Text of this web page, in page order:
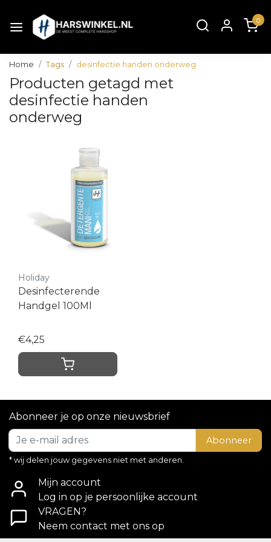
0
Home Tags desinfectie handen onderweg
Producten getagd met
desinfectie handen
onderweg
Holiday
Desinfecterende
Handgel 100Ml
€4,25
Abonneer je op onze nieuwsbrief
Abonneer
* wij delen jouw gegevens niet met anderen.
Mijn account
Log in op je persoonlijke account
VRAGEN?
Neem contact met ons op